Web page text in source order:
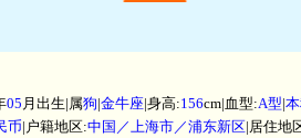
05 月出生|属狗|金牛座|身高:156cm|血型:A型|
币|户籍地区:中国／上海市／浦东新区|居住地